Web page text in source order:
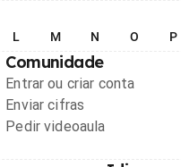
L M N O P
Comunidade
Entrar ou criar conta
Enviar cifras
Pedir videoaula